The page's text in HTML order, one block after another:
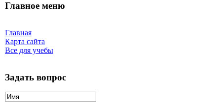
Главное меню
Главная
Карта сайта
Все для учебы
Задать вопрос